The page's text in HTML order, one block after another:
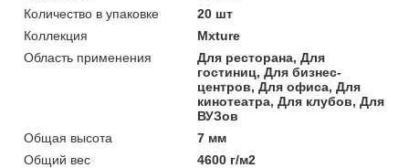
Количество в упаковке
20 шт
Коллекция
Mxture
Область применения
Для ресторана, Для
гостиниц, Для бизнес-
центров, Для офиса, Для
кинотеатра, Для клубов, Для
ВУЗов
Общая высота
7 мм
Общий вес
4600 г/м2